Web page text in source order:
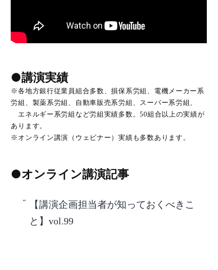
●講演実績
※各地方銀行従業員組合多数、損保系労組、電機メーカー系
労組、製薬系労組、自動車販売系労組、スーパー系労組、
エネルギー系労組など労組実績多数。50組合以上の実績が
あります。
※オンライン講演（ウェビナー）実績も多数あります。
●オンライン講演記事
【講演企画担当者が知っておくべきこ
と】vol.99